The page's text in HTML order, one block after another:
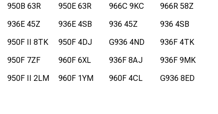
950B 63R
950E 63R 966C 9KC
966R 58Z
936E 45Z
936E 4SB 936 45Z
936 4SB
950F II 8TK
950F 4DJ G936 4ND
936F 4TK
950F 7ZF
960F 6XL 936F 8AJ
936F 9MK
950F II 2LM
960F 1YM 960F 4CL G936 8ED